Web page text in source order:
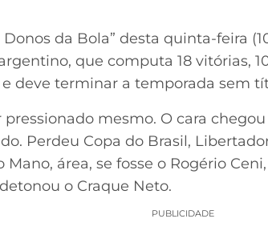
da Bola” desta quinta-feira
que computa 18 vitórias,
e deve terminar a temporada sem
mesmo. O cara
Perdeu Copa do Brasil,
Mano, área, se fosse o Rogério
o Craque Neto.
PUBLICIDADE